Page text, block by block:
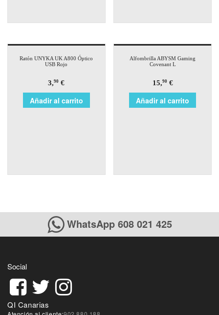
Ratón UNYKA UK A800 Óptico
USB Rojo
3,90 €
Añadir al carrito
Alfombrilla ABYSM Gaming
Covenant L
15,90€
Añadir al carrito
WhatsApp 608 021 425
Social
QI Canarias